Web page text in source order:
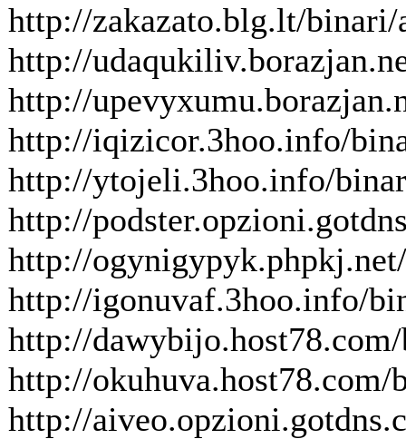
http://zakazato.blg.lt/
http://
http://
http://iqizicor.3hoo.info/
http://ytojeli.3hoo.info/
http://
http://
http://igonuvaf.3hoo.info/
http://
http://
http://